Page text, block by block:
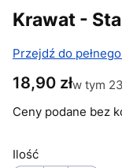
Krawat -
Przejdź do
Cena
18,90 złw tym
w tym
Ceny podane bez
Ilość